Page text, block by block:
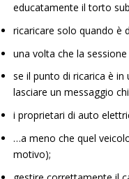
educatamente il torto
ricaricare solo quando è
una volta che la
se il punto di ricarica è
lasciare un messaggio
i proprietari di auto
…a meno che quel
motivo);